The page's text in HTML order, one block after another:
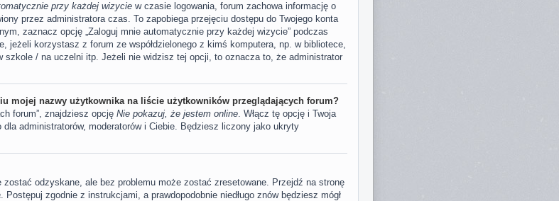
przy każdej wizycie w czasie logowania, forum zachowa informację o
przez administratora czas. To zapobiega przejęciu dostępu do Twojego konta
zaznacz opcję „Zaloguj mnie automatycznie przy każdej wizycie” podczas
jeżeli korzystasz z forum ze współdzielonego z kimś komputera, np. w bibliotece,
szkole / na uczelni itp. Jeżeli nie widzisz tej opcji, to oznacza to, że administrator
mojej nazwy użytkownika na liście użytkowników przeglądających forum?
forum”, znajdziesz opcję Nie pokazuj, że jestem online . Włącz tę opcję i Twoja
administratorów, moderatorów i Ciebie. Będziesz liczony jako ukryty
zostać odzyskane, ale bez problemu może zostać zresetowane. Przejdź na stronę
. Postępuj zgodnie z instrukcjami, a prawdopodobnie niedługo znów będziesz mógł